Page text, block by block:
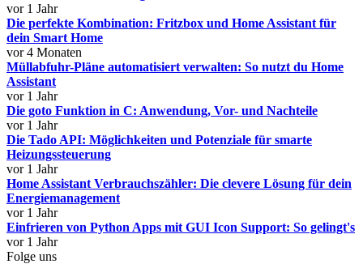
vor 1 Jahr
Die perfekte Kombination: Fritzbox und Home Assistant für
dein Smart Home
vor 4 Monaten
Müllabfuhr-Pläne automatisiert verwalten: So nutzt du Home
Assistant
vor 1 Jahr
Die goto Funktion in C: Anwendung, Vor- und Nachteile
vor 1 Jahr
Die Tado API: Möglichkeiten und Potenziale für smarte
Heizungssteuerung
vor 1 Jahr
Home Assistant Verbrauchszähler: Die clevere Lösung für dein
Energiemanagement
vor 1 Jahr
Einfrieren von Python Apps mit GUI Icon Support: So gelingt's
vor 1 Jahr
Folge uns